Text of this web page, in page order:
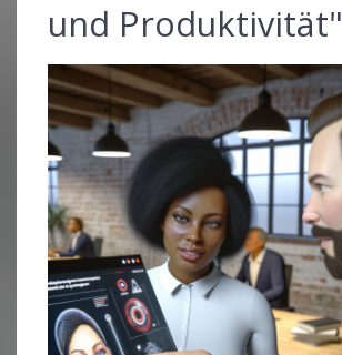
und Produktivität"